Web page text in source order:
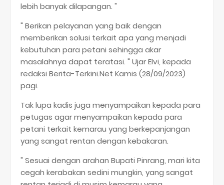
lebih banyak dilapangan. "
" Berikan pelayanan yang baik dengan
memberikan solusi terkait apa yang menjadi
kebutuhan para petani sehingga akar
masalahnya dapat teratasi. " Ujar Elvi, kepada
redaksi Berita-Terkini.Net Kamis (28/09/2023)
pagi.
Tak lupa kadis juga menyampaikan kepada para
petugas agar menyampaikan kepada para
petani terkait kemarau yang berkepanjangan
yang sangat rentan dengan kebakaran.
" Sesuai dengan arahan Bupati Pinrang, mari kita
cegah kerabakan sedini mungkin, yang sangat